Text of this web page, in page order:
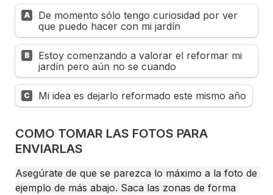
A
De momento sólo tengo curiosidad por ver
que puedo hacer con mi jardín
B
Estoy comenzando a valorar el reformar mi
jardín pero aún no se cuando
C Mi idea es dejarlo reformado este mismo año
COMO TOMAR LAS FOTOS PARA
ENVIARLAS
Asegúrate de que se parezca lo máximo a la foto de
ejemplo de más abajo. Saca las zonas de forma